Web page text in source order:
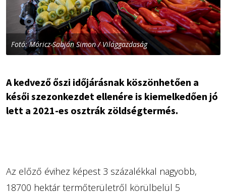
Fotó: Móricz-Sabján Simon / Világgazdaság
A kedvező őszi időjárásnak köszönhetően a
késői szezonkezdet ellenére is kiemelkedően jó
lett a 2021-es osztrák zöldségtermés.
Az előző évihez képest 3 százalékkal nagyobb,
18700 hektár termőterületről körülbelül 5